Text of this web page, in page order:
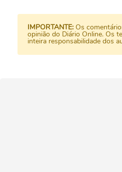
IMPORTANTE: Os
opinião do Diário Online. Os
inteira responsabilidade dos